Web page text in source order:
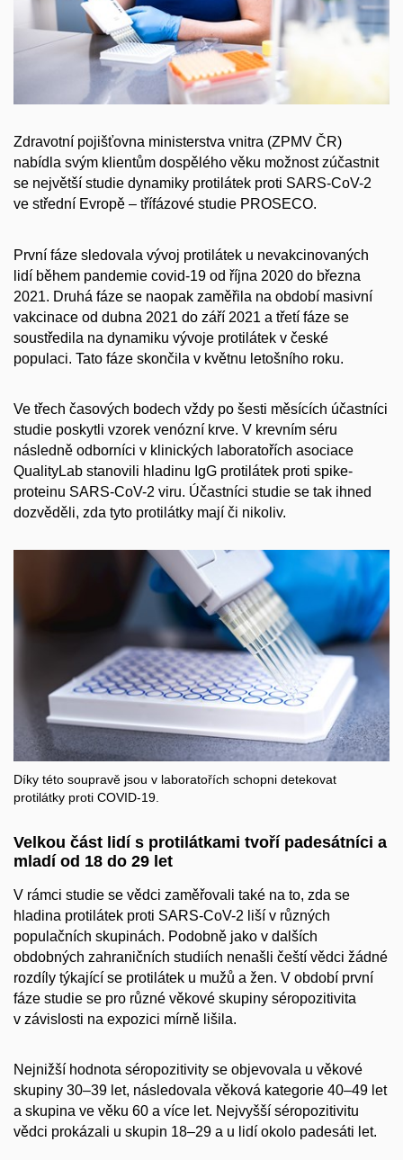
Zdravotní pojišťovna ministerstva vnitra (ZPMV ČR)
nabídla svým klientům dospělého věku možnost zúčastnit
se největší studie dynamiky protilátek proti SARS-CoV-2
ve střední Evropě – třífázové studie PROSECO.
První fáze sledovala vývoj protilátek u nevakcinovaných
lidí během pandemie covid-19 od října 2020 do března
2021. Druhá fáze se naopak zaměřila na období masivní
vakcinace od dubna 2021 do září 2021 a třetí fáze se
soustředila na dynamiku vývoje protilátek v české
populaci. Tato fáze skončila v květnu letošního roku.
Ve třech časových bodech vždy po šesti měsících účastníci
studie poskytli vzorek venózní krve. V krevním séru
následně odborníci v klinických laboratořích asociace
QualityLab stanovili hladinu IgG protilátek proti spike-
proteinu SARS-CoV-2 viru. Účastníci studie se tak ihned
dozvěděli, zda tyto protilátky mají či nikoliv.
Díky této soupravě jsou v laboratořích schopni detekovat
protilátky proti COVID-19.
Velkou část lidí s protilátkami tvoří padesátníci a
mladí od 18 do 29 let
V rámci studie se vědci zaměřovali také na to, zda se
hladina protilátek proti SARS-CoV-2 liší v různých
populačních skupinách. Podobně jako v dalších
obdobných zahraničních studiích nenašli čeští vědci žádné
rozdíly týkající se protilátek u mužů a žen. V období první
fáze studie se pro různé věkové skupiny séropozitivita
v závislosti na expozici mírně lišila.
Nejnižší hodnota séropozitivity se objevovala u věkové
skupiny 30–39 let, následovala věková kategorie 40–49 let
a skupina ve věku 60 a více let. Nejvyšší séropozitivitu
vědci prokázali u skupin 18–29 a u lidí okolo padesáti let.